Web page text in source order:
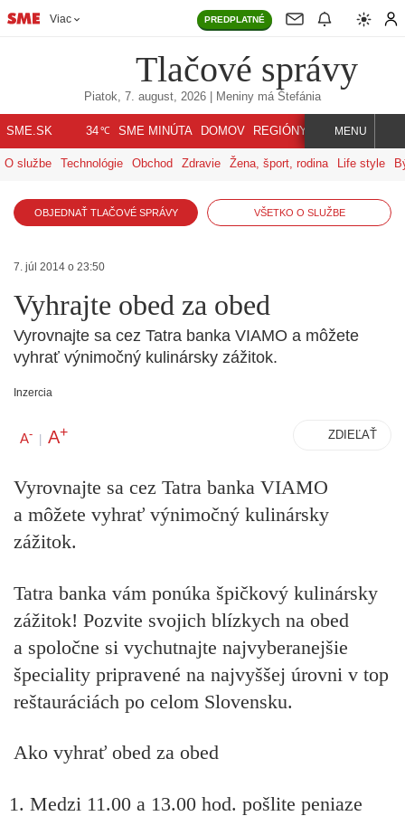
Viac PREDPLATNÉ
Tlačové správy
Piatok, 7. august, 2026 | Meniny má Štefánia
SME.SK 34℃ SME MINÚTA DOMOV REGIÓNY INDEX SVET
MENU
O službe Technológie Obchod Zdravie Žena, šport, rodina Life style
OBJEDNAŤ TLAČOVÉ SPRÁVY VŠETKO O SLUŽBE
7. júl 2014 o 23:50
Vyhrajte obed za obed
Vyrovnajte sa cez Tatra banka VIAMO a môžete
vyhrať výnimočný kulinársky zážitok.
Inzercia
A- | A+ ZDIEĽAŤ
Vyrovnajte sa cez Tatra banka VIAMO
a môžete vyhrať výnimočný kulinársky
zážitok.
Tatra banka vám ponúka špičkový kulinársky
zážitok! Pozvite svojich blízkych na obed
a spoločne si vychutnajte najvyberanejšie
špeciality pripravené na najvyššej úrovni v top
reštauráciách po celom Slovensku.
Ako vyhrať obed za obed
Medzi 11.00 a 13.00 hod. pošlite peniaze